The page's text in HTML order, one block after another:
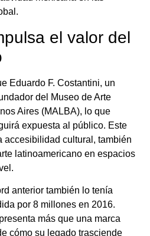
el valor del
Eduardo F. Costantini, un
del Museo de Arte
Aires (MALBA), lo que
expuesta al público. Este
accesibilidad cultural, también
latinoamericano en espacios
anterior también lo tenía
por 8 millones en 2016.
más que una marca
cómo su legado trasciende